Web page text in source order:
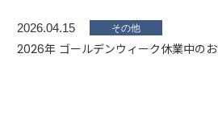
2026.04.15
2026年 ゴールデンウィーク休業中の